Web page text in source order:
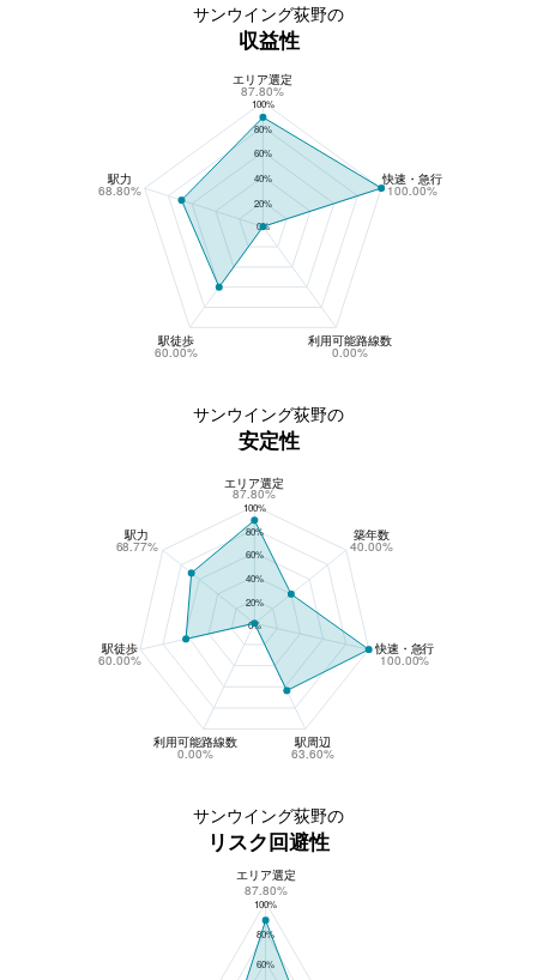
サンウイング荻野の
収益性
サンウイング荻野の収益性
100%
80%
60%
40%
20%
0%
エリア選定
87.80%
駅力
68.80%
駅徒歩
60.00%
利用可能路線数
0.00%
快速・急行
100.00%
サンウイング荻野の
安定性
100%
80%
60%
40%
20%
0%
エリア選定
87.80%
駅力
68.77%
駅徒歩
60.00%
利用可能路線数
0.00%
駅周辺
63.60%
快速・急行
100.00%
築年数
40.00%
サンウイング荻野の
リスク回避性
サンウイング荻野のリスク回避性
100%
80%
60%
エリア選定
87.80%